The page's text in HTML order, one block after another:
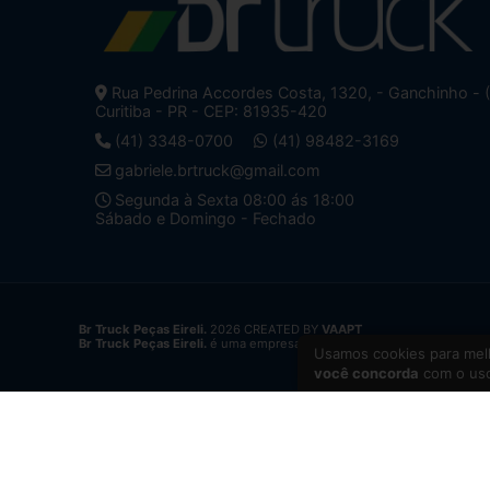
Rua Pedrina Accordes Costa, 1320, - Ganchinho -
Curitiba - PR - CEP: 81935-420
(41) 3348-0700
(41) 98482-3169
gabriele.brtruck@gmail.com
Segunda à Sexta 08:00 ás 18:00
Sábado e Domingo - Fechado
Br Truck Peças Eireli. 2026 CREATED BY VAAPT
Br Truck Peças Eireli. é uma empresa inscrita no CNPJ
Usamos cookies para
você concorda com o